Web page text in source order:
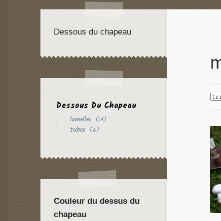
Dessous du chapeau
Dessous Du Chapeau
lamelles (19)
tubes (6)
Couleur du dessus du
chapeau